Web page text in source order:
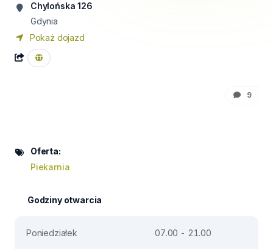
Chylońska 126
Gdynia
Pokaż dojazd
9
Oferta:
Piekarnia
Godziny otwarcia
Poniedziałek
07.00 - 21.00